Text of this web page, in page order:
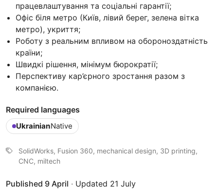
працевлаштування та соціальні гарантії;
Офіс біля метро (Київ, лівий берег, зелена вітка
метро), укриття;
Роботу з реальним впливом на обороноздатність
країни;
Швидкі рішення, мінімум бюрократії;
Перспективу кар’єрного зростання разом з
компанією.
Required languages
UkrainianNative
SolidWorks, Fusion 360, mechanical design, 3D printing,
CNC, miltech
Published 9 April · Updated 21 July